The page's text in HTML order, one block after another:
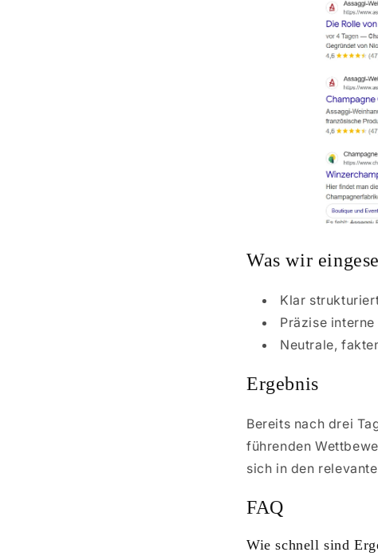
Was wir
Klar
Präzise
Neutrale,
Ergebnis
Bereits nach drei
führenden
sich in den
FAQ
Wie schnell sind